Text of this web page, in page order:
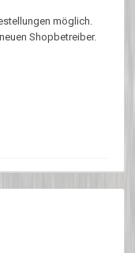
möglich.
Shopbetreiber.